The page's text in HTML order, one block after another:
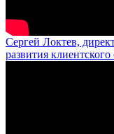
Сергей Локтев,
развития